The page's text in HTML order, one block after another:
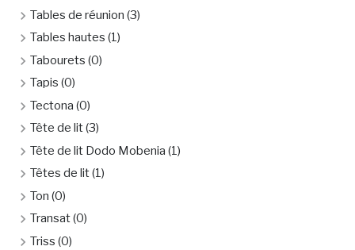
Tables de réunion (3)
Tables hautes (1)
Tabourets (0)
Tapis (0)
Tectona (0)
Tête de lit(3)
Tête de lit Dodo Mobenia (1)
Têtes de lit(1)
Ton (0)
Transat(0)
Triss (0)